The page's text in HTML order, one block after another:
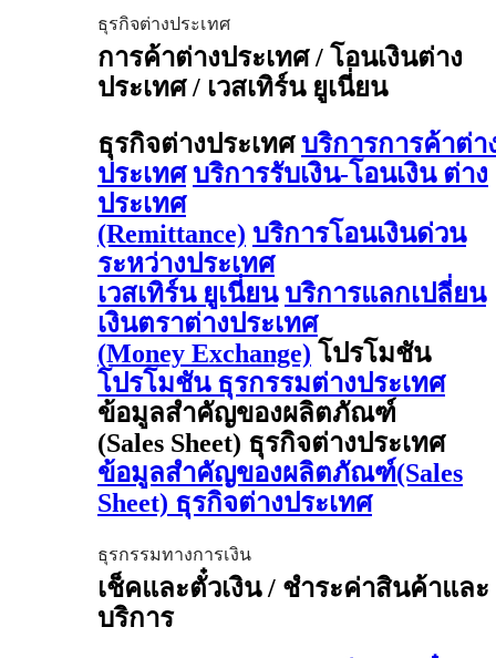
ธุรกิจต่างประเทศ
การค้าต่างประเทศ / โอนเงินต่าง
ประเทศ / เวสเทิร์น ยูเนี่ยน
ธุรกิจต่างประเทศ บริการการค้าต่า
ประเทศ บริการรับเงิน-โอนเงิน ต่าง
ประเทศ
(Remittance) บริการโอนเงินด่วน
ระหว่างประเทศ
เวสเทิร์น ยูเนี่ยน บริการแลกเปลี่ยน
เงินตราต่างประเทศ
(Money Exchange) โปรโมชัน
โปรโมชัน ธุรกรรมต่างประเทศ
ข้อมูลสำคัญของผลิตภัณฑ์
(Sales Sheet) ธุรกิจต่างประเทศ
ข้อมูลสำคัญของผลิตภัณฑ์(Sales
Sheet) ธุรกิจต่างประเทศ
ธุรกรรมทางการเงิน
เช็คและตั๋วเงิน / ชำระค่าสินค้าและ
บริการ